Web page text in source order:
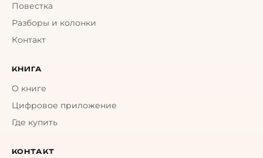
Повестка
Разборы и колонки
Контакт
КНИГА
О книге
Цифровое приложение
Где купить
КОНТАКТ